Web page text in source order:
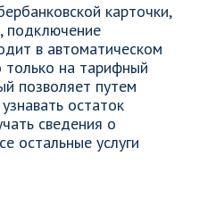
карточки,
подключение
в автоматическом
на тарифный
позволяет путем
остаток
сведения о
остальные услуги